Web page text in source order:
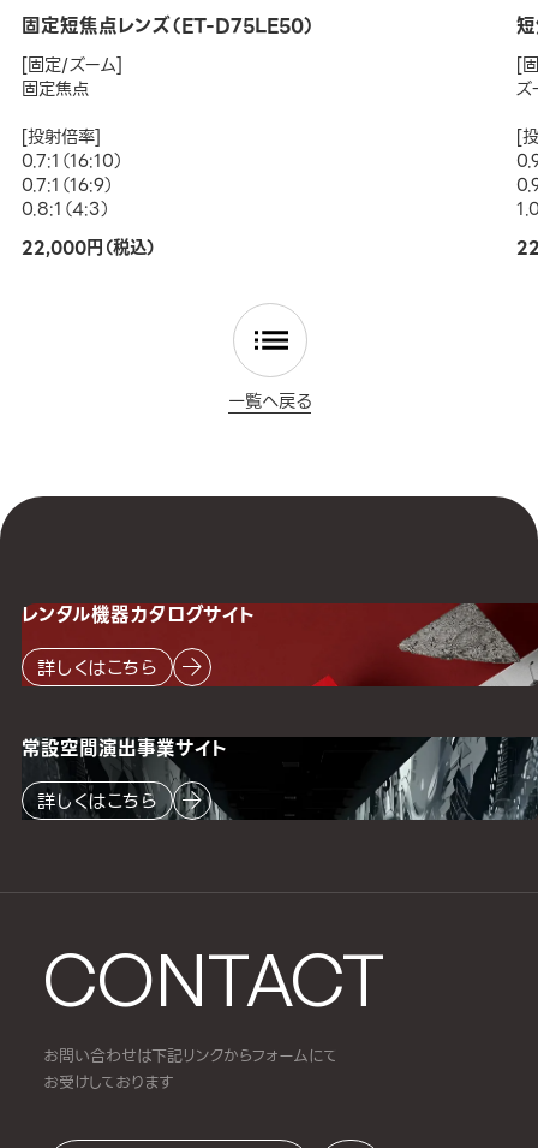
固定短焦点レンズ（ET-D75LE50）
[固定/ズーム]
固定焦点
[投射倍率]
0.7:1（16:10）
0.7:1（16:9）
0.8:1（4:3）
22,000円（税込）
[
ズ
[
一覧へ戻る
CONTACT
お問い合わせは下記リンクからフォームにて
お受けしております
レンタル機器カタログサイト
詳しくはこちら
常設空間演出事業サイト
詳しくはこちら